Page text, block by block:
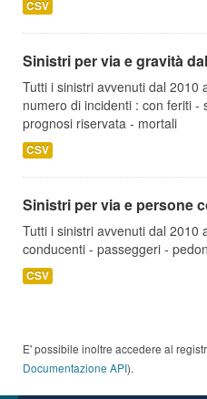
CSV
Sinistri per via e gravità
Tutti i sinistri avvenuti dal 2010
numero di incidenti : con feriti -
prognosi riservata - mortali
CSV
Sinistri per via e persone
Tutti i sinistri avvenuti dal 2010
conducenti - passeggeri -
CSV
E' possibile inoltre accedere al
Documentazione API).